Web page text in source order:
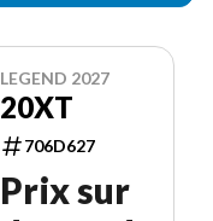
LEGEND 2027
20XT
706D627
Prix sur